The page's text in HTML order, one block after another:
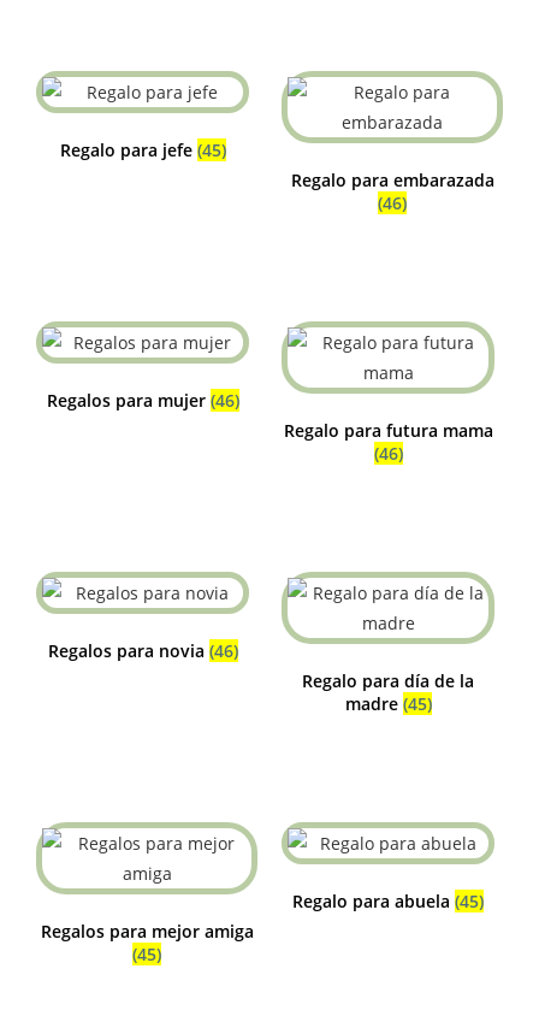
Regalo para jefe (45)
Regalo para embarazada
(46)
Regalos para mujer (46)
Regalo para futura mama
(46)
Regalos para novia (46)
Regalo para día de la
madre (45)
Regalos para mejor amiga
(45)
Regalo para abuela (45)